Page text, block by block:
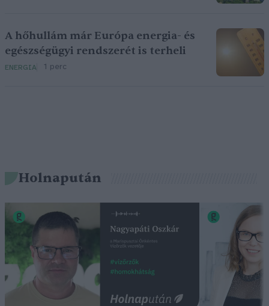
A hőhullám már Európa energia- és
egészségügyi rendszerét is terheli
ENERGIA 1 perc
Holnapután